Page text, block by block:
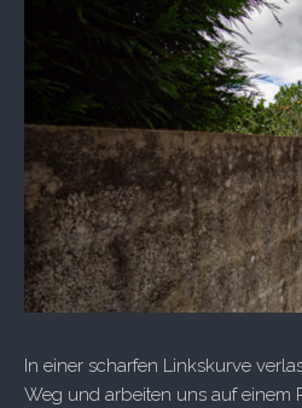
In einer scharfen Linkskurve
Weg und arbeiten uns auf einem